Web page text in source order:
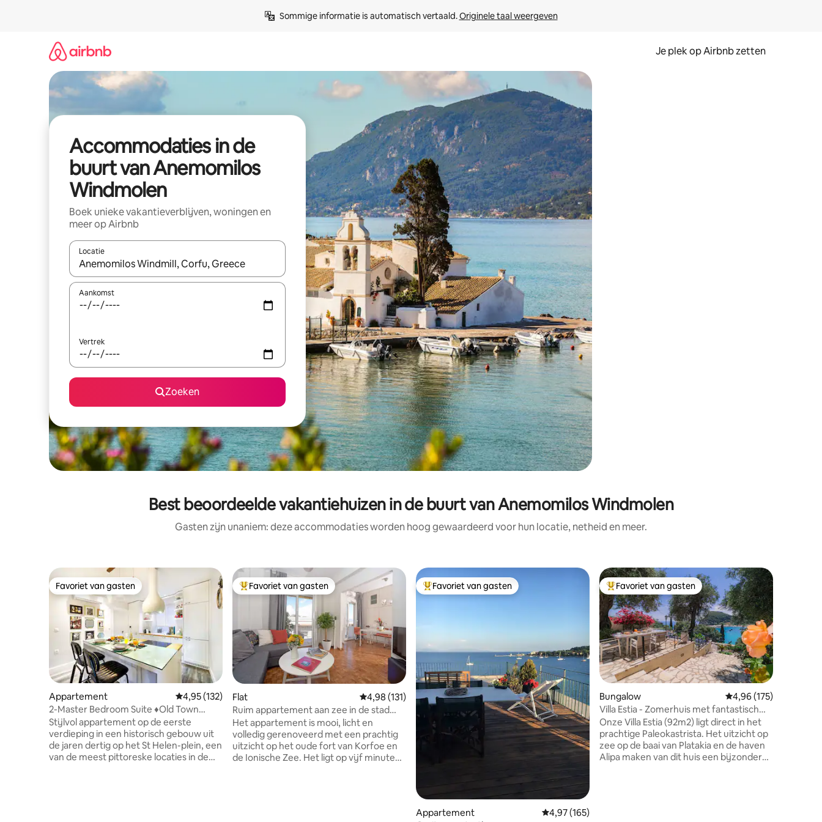
Sommige informatie is automatisch vertaald. Originele taal weergeven
Je plek op Airbnb zetten
Accommodaties in de
buurt van Anemomilos
Windmolen
Boek unieke vakantieverblijven, woningen en
meer op Airbnb
Locatie
Wanneer er resultaten beschikbaar zijn, maak je een keuze met je de pijltjestoetsen omhoog en omlaag, óf door te tikken of swipen.
Aankomst
Vertrek
Zoeken
Best beoordeelde vakantiehuizen in de buurt van Anemomilos Windmolen
Gasten zijn unaniem: deze accommodaties worden hoog gewaardeerd voor hun locatie, netheid en meer.
Favoriet van gasten
Favoriet van gasten
Appartement Gemiddelde beoordeling van 4,95 op 5, 132 recensies
4,95 (132)
2-Master Bedroom Suite ♦Old Town
♦Loop naar Liston
Stijlvol appartement op de eerste
verdieping in een historisch gebouw uit
de jaren dertig op het St Helen-plein, een
van de meest pittoreske locaties in de
Topfavoriet van gasten
Favoriet van gasten
Flat Gemiddelde beoordeling van 4,98 op 5, 131 recensies
4,98 (131)
Ruim appartement aan zee in de stad
Corfu
Het appartement is mooi, licht en
volledig gerenoveerd met een prachtig
uitzicht op het oude fort van Korfoe en
de Ionische Zee. Het ligt op vijf minuten
Topfavoriet van gasten
Favoriet van gasten
Appartement Gemiddelde beoordeling van 4,97 op 5, 165 recensies
4,97 (165)
Topfavoriet van gasten
Favoriet van gasten
Bungalow Gemiddelde
4,96 (175)
Villa Estia - Zomerhuis met fantastisch
zeezicht
Onze Villa Estia (92m2) ligt direct in het
prachtige Paleokastrista. Het uitzicht op
zee op de baai van Platakia en de haven
Alipa maken van dit huis een bijzondere